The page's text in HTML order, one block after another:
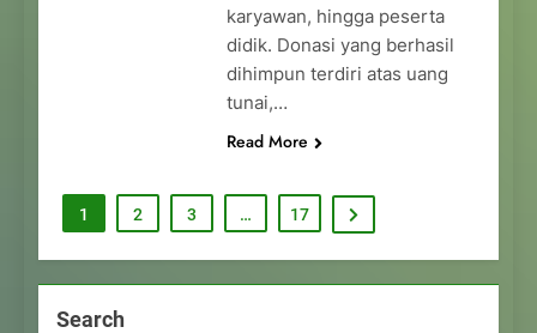
karyawan, hingga peserta
didik. Donasi yang berhasil
dihimpun terdiri atas uang
tunai,…
Read More
1 2 3 … 17
Search